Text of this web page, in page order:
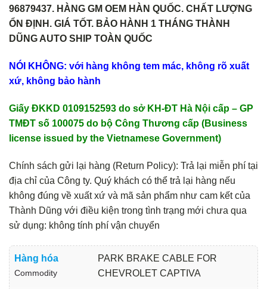
96879437. HÀNG GM OEM HÀN QUỐC. CHẤT LƯỢNG
ỔN ĐỊNH. GIÁ TỐT. BẢO HÀNH 1 THÁNG THÀNH
DŨNG AUTO SHIP TOÀN QUỐC
NÓI KHÔNG: với hàng không tem mác, không rõ xuất
xứ, không bảo hành
Giấy ĐKKD 0109152593 do sở KH-ĐT Hà Nội cấp – GP
TMĐT số 100075 do bộ Công Thương cấp (Business
license issued by the Vietnamese Government)
Chính sách gửi lại hàng (Return Policy): Trả lại miễn phí tại
địa chỉ của Công ty. Quý khách có thể trả lại hàng nếu
không đúng về xuất xứ và mã sản phẩm như cam kết của
Thành Dũng với điều kiện trong tình trạng mới chưa qua
sử dụng: không tính phí vận chuyển
Hàng hóa
Commodity
PARK BRAKE CABLE FOR
CHEVROLET CAPTIVA